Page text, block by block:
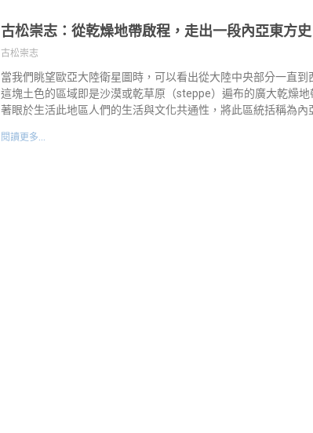
古松崇志：從乾燥地帶啟程，走出一段內亞東方史
古松崇志
當我們眺望歐亞大陸衛星圖時，可以看出從大陸中央部分一直
這塊土色的區域即是沙漠或乾草原（steppe）遍布的廣大乾燥
著眼於生活此地區人們的生活與文化共通性，將此區統括稱為內
閱讀更多...